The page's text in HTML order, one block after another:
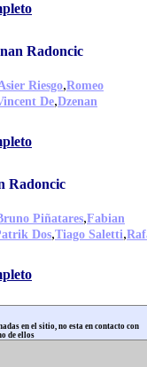
Radoncic
Riesgo,Romeo
De,Dzenan
Radoncic
Piñatares,Fabian
Dos,Tiago Saletti,
en el sitio, no esta en contacto con
de ellos